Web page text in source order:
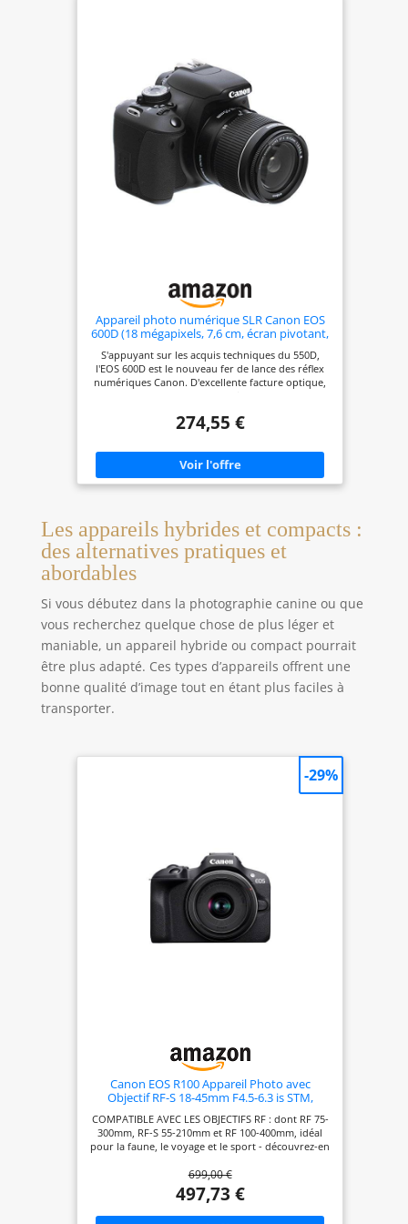
processeur d'image DIGIC 4, vous pouvez
facilement capturer l'instant et regarder le résultat
directement sur l'écran LCD de 7,5 cm ou partager
via Wi-Fi et NFC Contenu de la livraison : boîtier
noir EOS 2000D ; EF-S 18-55 mm F3.5-5.6 III ;
Å“illeton EF ; couvercle de boîtier d'appareil photo
R-F-3 ; sangle EW-400D ; batterie LP-E10 ; chargeur
de batterie LC-E10E ; cble d'alimentation pour
chargeur de batterie ; cache objectif ; bouchon
d'objectif ; instructions (français non garanti).
Première étape L'objectif ne contient pas de
Appareil photo numérique SLR Canon EOS
600D (18 mégapixels, 7,6 cm, écran pivotant,
S'appuyant sur les acquis techniques du 550D,
l'EOS 600D est le nouveau fer de lance des réflex
numériques Canon. D'excellente facture optique,
le pilotage du flash sans fil. Jouissant d'un héritage
les principaux atouts de ses prédécesseurs, et c'est
là sa force, son intérêt. Une puissante
combinaison qui mérite toute notre attention
!Lan...
274,55 €
Les appareils hybrides et compacts :
des alternatives pratiques et
abordables
Si vous débutez dans la photographie canine ou que
vous recherchez quelque chose de plus léger et
maniable, un appareil hybride ou compact pourrait
être plus adapté. Ces types d’appareils offrent une
bonne qualité d’image tout en étant plus faciles à
transporter.
Canon EOS R100 Appareil Photo avec
Objectif RF-S 18-45mm F4.5-6.3 is STM,
CMOS Dual Pixel, Vidéo 4K, Prise de Vue en
Continu Jusqu’à 6,5 IPS, Wi-FI & Bluetooth
COMPATIBLE AVEC LES OBJECTIFS RF : dont RF 75-
300mm, RF-S 55-210mm et RF 100-400mm, idéal
pour la faune, le voyage et le sport - découvrez-en
CHAQUE INSTANT : la mise au point automatique
intelligente Dual Pixel, la prise de vue en continu
jusqu'à 6,5 ips(1) et la vidéo 4K(2) vous permettent
d'immortaliser facilement des instants parfaits. De
699,00 €
497,73 €
-29%